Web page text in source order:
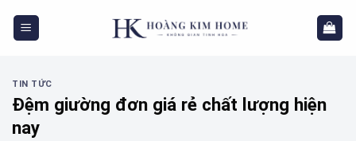
TIN TỨC
Đệm giường đơn giá rẻ chất lượng hiện
nay